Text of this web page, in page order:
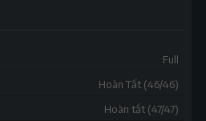
Full
Hoàn Tất (46/46)
Hoàn tất (47/47)